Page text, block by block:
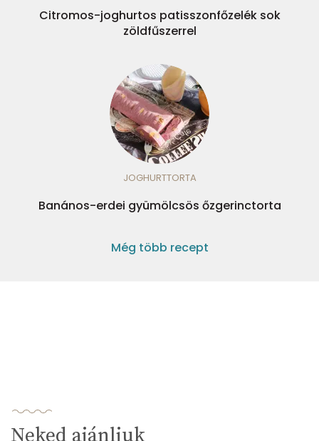
Citromos-joghurtos patisszonfőzelék sok
zöldfűszerrel
JOGHURTTORTA
Banános-erdei gyümölcsös őzgerinctorta
Még több recept
Neked ajánljuk